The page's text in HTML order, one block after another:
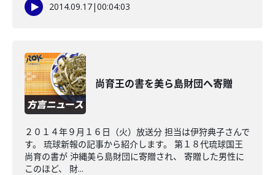
2014.09.17|00:04:03
尚育王の書を美ら島財団へ寄贈
２０１４年９月１６日（火）放送分 担当は伊狩典子さんで
す。 琉球新報の記事から紹介します。 第１８代琉球国王
尚育の書が 沖縄美ら島財団に寄贈され、 寄贈した男性に
このほど、 財...